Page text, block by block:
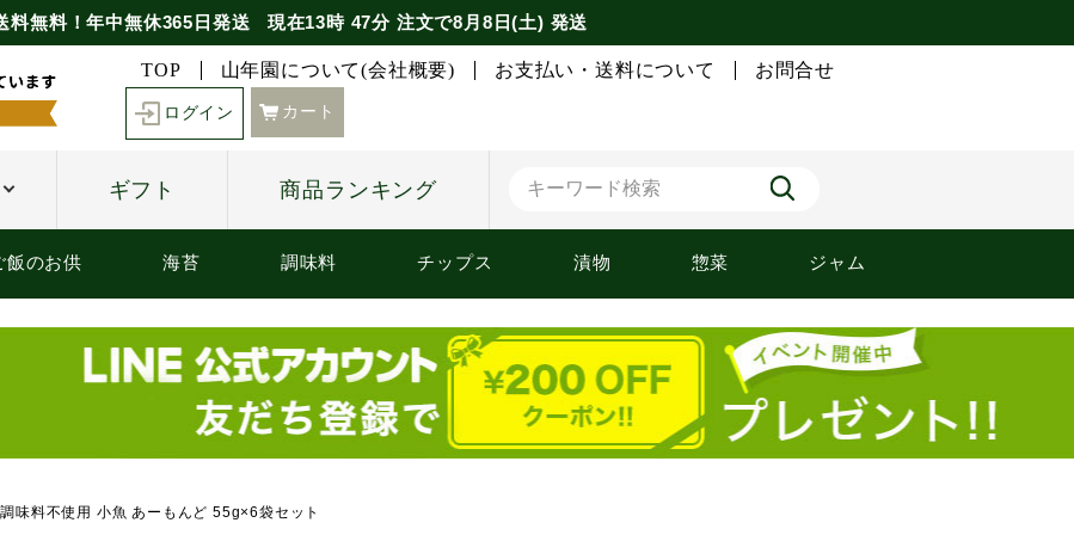
料無料！年中無休365日発送 現在13時 47分 注文で8月8日(土) 発送
TOP 山年園について(会社概要) お支払い・送料について お問合せ
ログイン カート
ギフト 商品ランキング
飯のお供 海苔 調味料 チップス 漬物 惣菜 ジャム
味料不使用 小魚 あーもんど 55g×6袋セット